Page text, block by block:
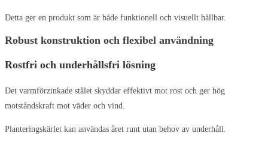
Detta ger en produkt som är både funktionell och visuellt hållbar.
Robust konstruktion och flexibel användning
Rostfri och underhållsfri lösning
Det varmförzinkade stålet skyddar effektivt mot rost och ger hög
motståndskraft mot väder och vind.
Planteringskärlet kan användas året runt utan behov av underhåll.